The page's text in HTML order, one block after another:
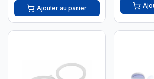
Ajouter au panier